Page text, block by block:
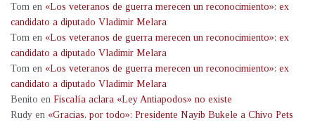
Tom en «Los veteranos de guerra merecen un reconocimiento»: ex
candidato a diputado Vladimir Melara
Tom en «Los veteranos de guerra merecen un reconocimiento»: ex
candidato a diputado Vladimir Melara
Tom en «Los veteranos de guerra merecen un reconocimiento»: ex
candidato a diputado Vladimir Melara
Benito en Fiscalía aclara «Ley Antiapodos» no existe
Rudy en «Gracias, por todo»: Presidente Nayib Bukele a Chivo Pets